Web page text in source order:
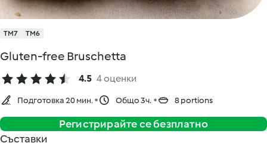
TM7 TM6
Gluten-free Bruschetta
4.5 4 оценки
Подготовка 20 мин. Общо 3ч. 8 portions
Регистрирайте се безплатно
Съставки